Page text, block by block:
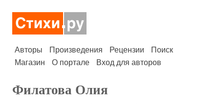
Авторы Произведения Рецензии
Поиск
Магазин
О портале Вход для авторов
Филатова Олия